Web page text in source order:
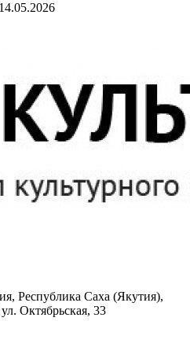
Республика Саха (Якутия),
Октябрьская, 33